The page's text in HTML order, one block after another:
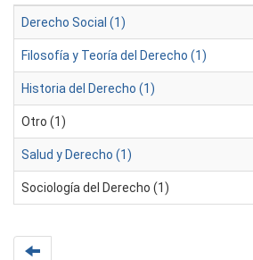
Derecho Social (1)
Filosofía y Teoría del Derecho (1)
Historia del Derecho (1)
Otro (1)
Salud y Derecho (1)
Sociología del Derecho (1)